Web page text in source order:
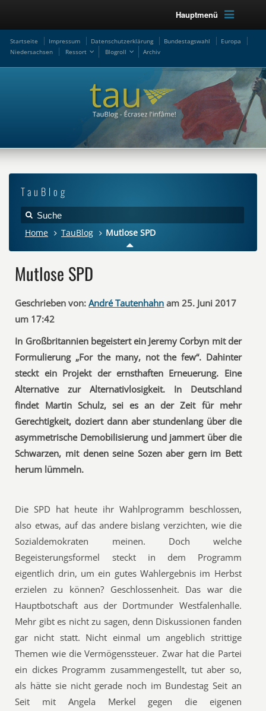
Hauptmenü
Startseite Impressum Datenschutzerklärung Bundestagswahl
Europa
Niedersachsen
Ressort Blogroll Archiv
TauBlog
Home TauBlog Mutlose SPD
Mutlose SPD
Geschrieben von: André Tautenhahn am 25. Juni 2017
um 17:42
In Großbritannien begeistert ein Jeremy Corbyn mit der
Formulierung „For the many, not the few“. Dahinter
steckt ein Projekt der ernsthaften Erneuerung. Eine
Alternative zur Alternativlosigkeit. In Deutschland
findet Martin Schulz, sei es an der Zeit für mehr
Gerechtigkeit, doziert dann aber stundenlang über die
asymmetrische Demobilisierung und jammert über die
Schwarzen, mit denen seine Sozen aber gern im Bett
herum lümmeln.
Die SPD hat heute ihr Wahlprogramm beschlossen,
also etwas, auf das andere bislang verzichten, wie die
Sozialdemokraten meinen. Doch welche
Begeisterungsformel steckt in dem Programm
eigentlich drin, um ein gutes Wahlergebnis im Herbst
erzielen zu können? Geschlossenheit. Das war die
Hauptbotschaft aus der Dortmunder Westfalenhalle.
Mehr gibt es nicht zu sagen, denn Diskussionen fanden
gar nicht statt. Nicht einmal um angeblich strittige
Themen wie die Vermögenssteuer. Zwar hat die Partei
ein dickes Programm zusammengestellt, tut aber so,
als hätte sie nicht gerade noch im Bundestag Seit an
Seit mit Angela Merkel gegen die eigenen